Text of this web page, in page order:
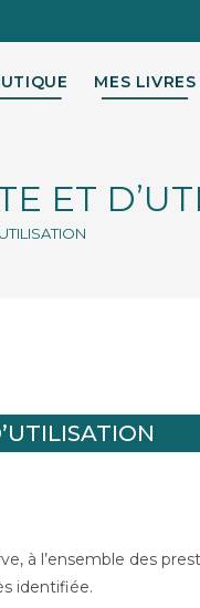
MES LIVRES
ET
à l’ensemble des
identifiée.